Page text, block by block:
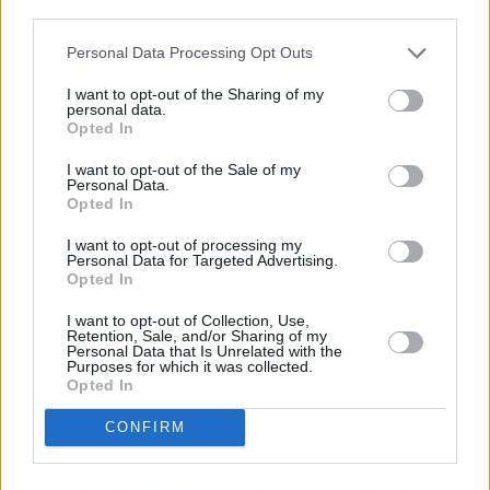
negar su consentimiento. Tenga en cuenta que algún
de su consentimiento, pero usted tiene el derecho de
rechazar tal procesamiento. Sus preferencias se aplicarán
cualquier momento entrando de nuevo en este sitio web o
visitando nuestra política de privacidad.
Personal Data Processing Opt Outs
I want to opt-out of the Sharing of my
personal data.
Opted In
I want to opt-out of the Sale of my
Personal Data.
Opted In
I want to opt-out of processing my
Personal Data for Targeted Advertising.
Opted In
I want to opt-out of Collection, Use,
Retention, Sale, and/or Sharing of my
Personal Data that Is Unrelated with the
Purposes for which it was collected.
Opted In
CONFIRM